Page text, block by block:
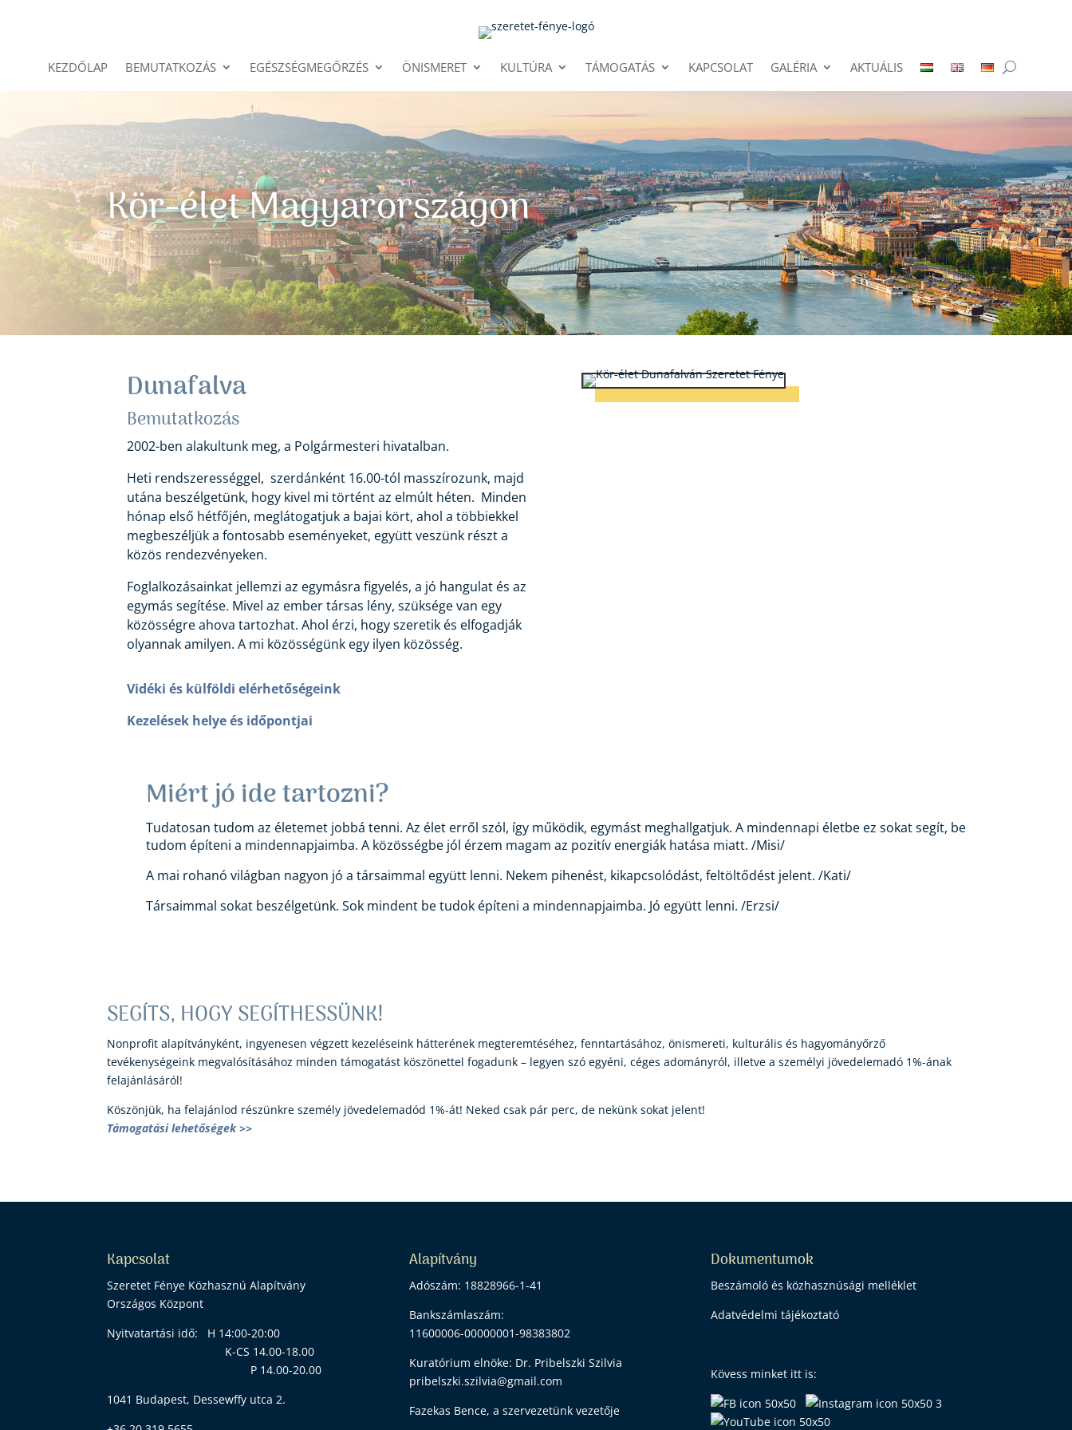
KEZDŐLAP BEMUTATKOZÁS EGÉSZSÉGMEGŐRZÉS ÖNISMERET KULTÚRA TÁMOGATÁS KAPCSOLAT GALÉRIA AKTUÁLIS
Kör-élet Magyarországon
Dunafalva
Bemutatkozás
2002-ben alakultunk meg, a Polgármesteri hivatalban.
Heti rendszerességgel, szerdánként 16.00-tól masszírozunk, majd
utána beszélgetünk, hogy kivel mi történt az elmúlt héten. Minden
hónap első hétfőjén, meglátogatjuk a bajai kört, ahol a többiekkel
megbeszéljük a fontosabb eseményeket, együtt veszünk részt a
közös rendezvényeken.
Foglalkozásainkat jellemzi az egymásra figyelés, a jó hangulat és az
egymás segítése. Mivel az ember társas lény, szüksége van egy
közösségre ahova tartozhat. Ahol érzi, hogy szeretik és elfogadják
olyannak amilyen. A mi közösségünk egy ilyen közösség.
Vidéki és külföldi elérhetőségeink
Kezelések helye és időpontjai
Miért jó ide tartozni?
Tudatosan tudom az életemet jobbá tenni. Az élet erről szól, így működik, egymást meghallgatjuk. A mindennapi életbe ez sokat segít, be
tudom építeni a mindennapjaimba. A közösségbe jól érzem magam az pozitív energiák hatása miatt. /Misi/
A mai rohanó világban nagyon jó a társaimmal együtt lenni. Nekem pihenést, kikapcsolódást, feltöltődést jelent. /Kati/
Társaimmal sokat beszélgetünk. Sok mindent be tudok építeni a mindennapjaimba. Jó együtt lenni. /Erzsi/
SEGÍTS, HOGY SEGÍTHESSÜNK!
Nonprofit alapítványként, ingyenesen végzett kezeléseink hátterének megteremtéséhez, fenntartásához, önismereti, kulturális és hagyományőrző
tevékenységeink megvalósításához minden támogatást köszönettel fogadunk – legyen szó egyéni, céges adományról, illetve a személyi jövedelemadó 1%-ának
felajánlásáról!
Köszönjük, ha felajánlod részünkre személy jövedelemadód 1%-át! Neked csak pár perc, de nekünk sokat jelent!
Támogatási lehetőségek >>
Kapcsolat
Szeretet Fénye Közhasznú Alapítvány
Országos Központ
Nyitvatartási idő: H 14:00-20:00
K-CS 14.00-18.00
P 14.00-20.00
1041 Budapest, Dessewffy utca 2.
Alapítvány
Adószám: 18828966-1-41
Bankszámlaszám:
11600006-00000001-98383802
Kuratórium elnöke: Dr. Pribelszki Szilvia
pribelszki.szilvia@gmail.com
Fazekas Bence, a szervezetünk vezetője
Dokumentumok
Beszámoló és közhasznúsági melléklet
Adatvédelmi tájékoztató
Kövess minket itt is: